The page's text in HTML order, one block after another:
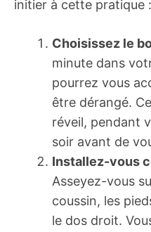
initier à cette pratique :
Choisissez le
minute dans
pourrez vous
être dérangé.
réveil, pendant
soir avant de
Installez-vous
Asseyez-vous
coussin, les
le dos droit.